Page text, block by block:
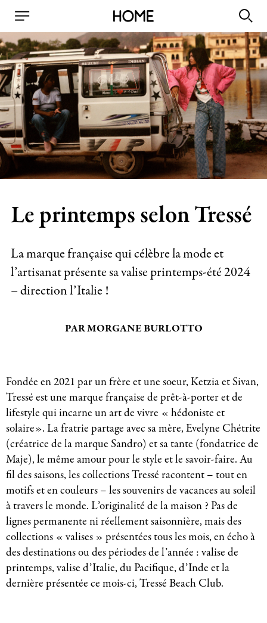
Le printemps selon Tressé
La marque française qui célèbre la mode et
l’artisanat présente sa valise printemps-été 2024
– direction l’Italie !
PAR MORGANE BURLOTTO
Fondée en 2021 par un frère et une soeur, Ketzia et Sivan,
Tressé est une marque française de prêt-à-porter et de
lifestyle qui incarne un art de vivre « hédoniste et
solaire». La fratrie partage avec sa mère, Evelyne Chétrite
(créatrice de la marque Sandro) et sa tante (fondatrice de
Maje), le même amour pour le style et le savoir-faire. Au
fil des saisons, les collections Tressé racontent – tout en
motifs et en couleurs – les souvenirs de vacances au soleil
à travers le monde. L’originalité de la maison ? Pas de
lignes permanente ni réellement saisonnière, mais des
collections « valises » présentées tous les mois, en écho à
des destinations ou des périodes de l’année : valise de
printemps, valise d’Italie, du Pacifique, d’Inde et la
dernière présentée ce mois-ci, Tressé Beach Club.